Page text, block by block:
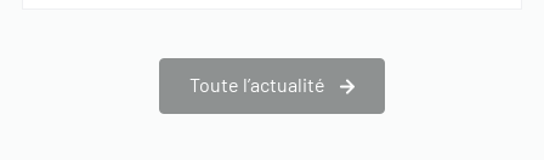
Toute l’actualité